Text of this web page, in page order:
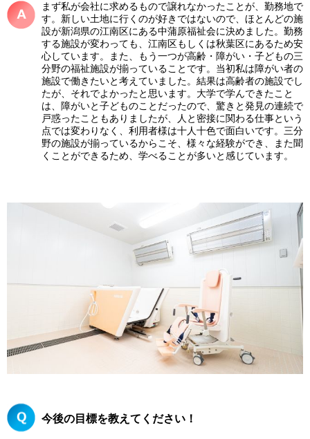
まず私が会社に求めるもので譲れなかったことが、勤務地で
す。新しい土地に行くのが好きではないので、ほとんどの施
設が新潟県の江南区にある中蒲原福祉会に決めました。勤務
する施設が変わっても、江南区もしくは秋葉区にあるため安
心しています。また、もう一つが高齢・障がい・子どもの三
分野の福祉施設が揃っていることです。当初私は障がい者の
施設で働きたいと考えていました。結果は高齢者の施設でし
たが、それでよかったと思います。大学で学んできたこと
は、障がいと子どものことだったので、驚きと発見の連続で
戸惑ったこともありましたが、人と密接に関わる仕事という
点では変わりなく、利用者様は十人十色で面白いです。三分
野の施設が揃っているからこそ、様々な経験ができ、また聞
くことができるため、学べることが多いと感じています。
今後の目標を教えてください！